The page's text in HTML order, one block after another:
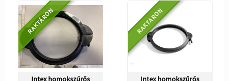
RAKTÁRON
Intex homokszűrős
RAKTÁRON
Intex homokszűrős